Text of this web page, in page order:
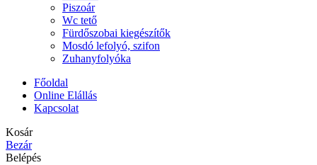
Piszoár
Wc tető
Fürdőszobai kiegészítők
Mosdó lefolyó, szifon
Zuhanyfolyóka
Főoldal
Online Elállás
Kapcsolat
Kosár
Bezár
Belépés